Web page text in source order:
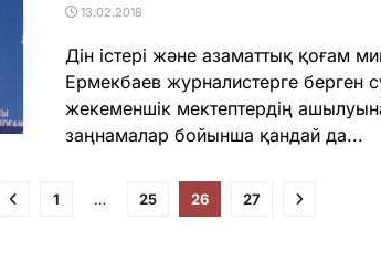
13.02.2018
Дін істері және азаматтық қоғам
Ермекбаев журналистерге берген
жекеменшік мектептердің
заңнамалар бойынша қандай да...
1 … 25 26 27